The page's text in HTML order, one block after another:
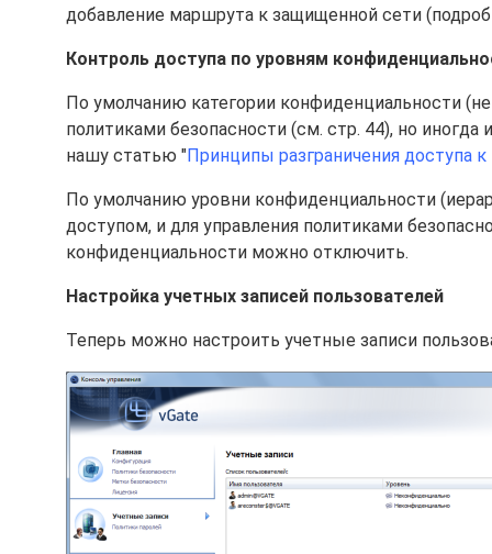
добавление маршрута к защищенной сети
Контроль доступа по уровням
По умолчанию категории конфиденциальности
политиками безопасности (см. стр. 44), но
нашу статью "Принципы разграничения доступа
По умолчанию уровни конфиденциальности
доступом, и для управления политиками
конфиденциальности можно отключить.
Настройка учетных записей пользователей
Теперь можно настроить учетные записи